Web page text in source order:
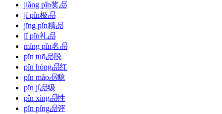
jiǎng pǐn奖品
jí pǐn极品
jīng pǐn精品
lǐ pǐn礼品
míng pǐn名品
pǐn tuō品脱
pǐn hóng品红
pǐn mào品貌
pǐn jí品级
pǐn xìng品性
pǐn píng品评